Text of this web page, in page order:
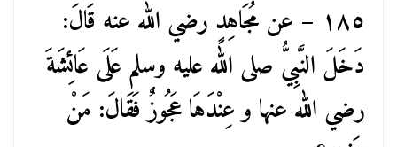
١٨٥ – عن مُجَاهِدٍ رضي الله عنه قَالَ:
دَخَلَ النَّبِيُّ صلى الله عليه وسلم عَلَى عَائِشَةَ
رضي الله عنها و عِنْدَهَا عَجُوزٌ فَقَالَ: مَنْ